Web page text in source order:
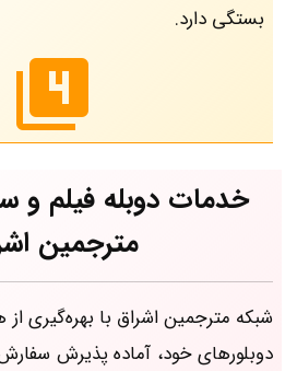
بستگی دارد.
خدمات دوبله فیلم و
مترجمین
شبکه مترجمین اشراق با بهره‌گیری از
دوبلورهای خود، آماده پذیرش